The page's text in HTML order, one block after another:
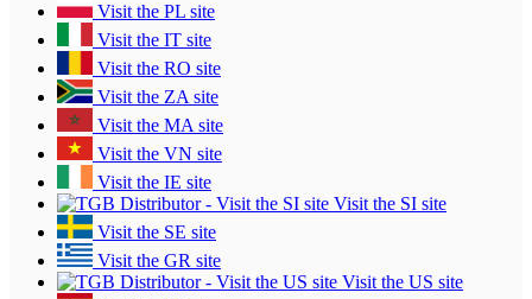
Visit the PL site
Visit the IT site
Visit the RO site
Visit the ZA site
Visit the MA site
Visit the VN site
Visit the IE site
Visit the SI site
Visit the SE site
Visit the GR site
Visit the US site